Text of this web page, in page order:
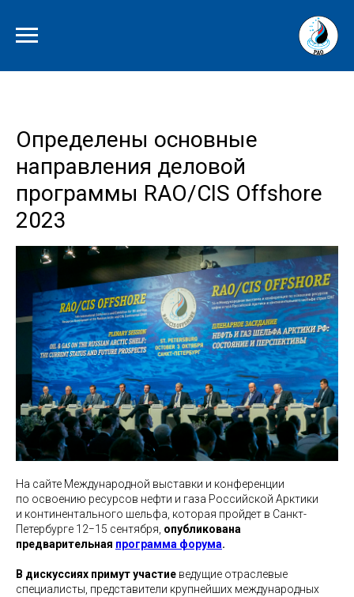
Определены основные
направления деловой
программы RAO/CIS Offshore
2023
На сайте Международной выставки и конференции
по освоению ресурсов нефти и газа Российской Арктики
и континентального шельфа, которая пройдет в Санкт-
Петербурге 12−15 сентября, опубликована
предварительная программа форума.
В дискуссиях примут участие ведущие отраслевые
специалисты, представители крупнейших международных